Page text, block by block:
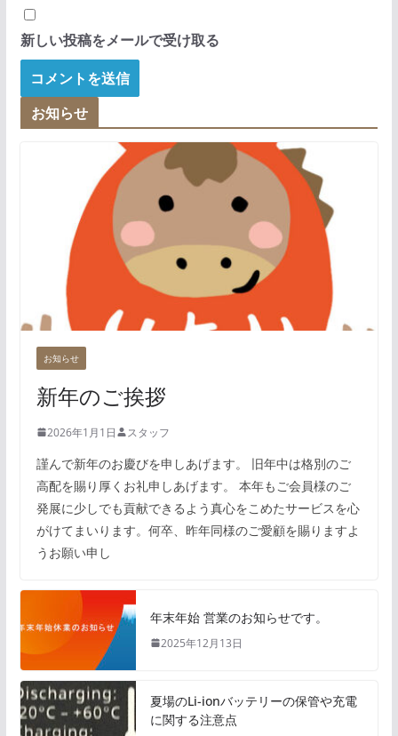
新しい投稿をメールで受け取る
お知らせ
お知らせ
新年のご挨拶
2026年1月1日 スタッフ
謹んで新年のお慶びを申しあげます。 旧年中は格別のご
高配を賜り厚くお礼申しあげます。 本年もご会員様のご
発展に少しでも貢献できるよう真心をこめたサービスを心
がけてまいります。何卒、昨年同様のご愛顧を賜りますよ
うお願い申し
年末年始 営業のお知らせです。
2025年12月13日
夏場のLi-ionバッテリーの保管や充電
に関する注意点